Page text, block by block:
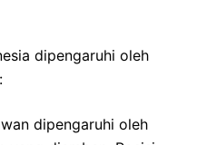
dipengaruhi oleh
dipengaruhi oleh